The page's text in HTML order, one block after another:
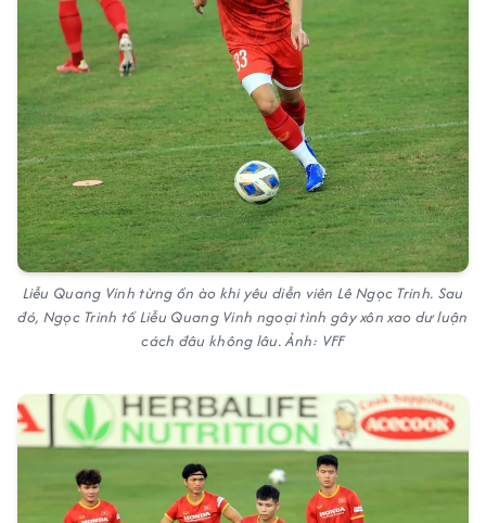
Liễu Quang Vinh từng ồn ào khi yêu diễn viên Lê Ngọc Trinh. Sau
đó, Ngọc Trinh tố Liễu Quang Vinh ngoại tình gây xôn xao dư luận
cách đâu không lâu. Ảnh: VFF